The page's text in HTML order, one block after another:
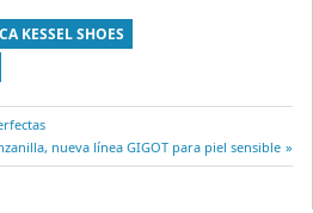
KESSEL SHOES
nueva línea GIGOT para piel sensible